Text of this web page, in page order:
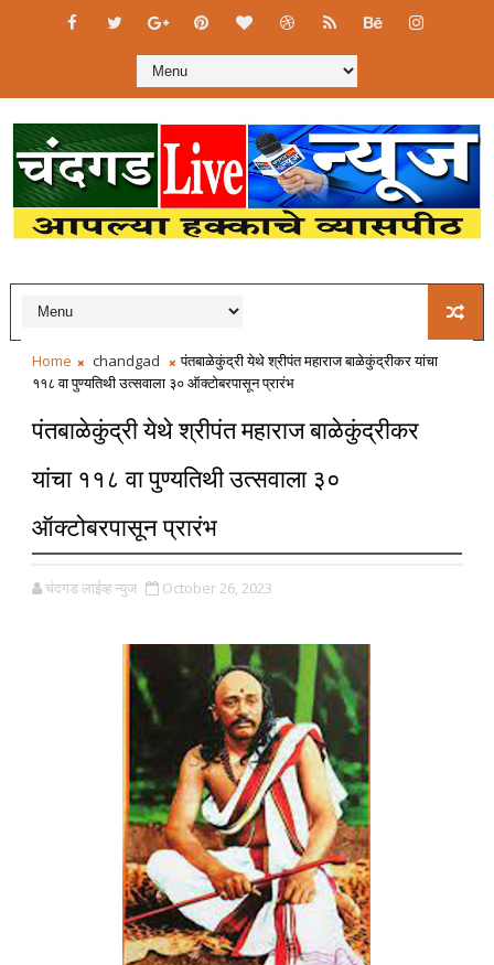
Home chandgad
पंतबाळेकुंद्री येथे श्रीपंत महाराज बाळेकुंद्रीकर यांचा
११८ वा पुण्यतिथी उत्सवाला ३० ऑक्टोबरपासून प्रारंभ
पंतबाळेकुंद्री येथे श्रीपंत महाराज बाळेकुंद्रीकर
यांचा ११८ वा पुण्यतिथी उत्सवाला ३०
ऑक्टोबरपासून प्रारंभ
चंदगड लाईव्ह न्युज October 26, 2023